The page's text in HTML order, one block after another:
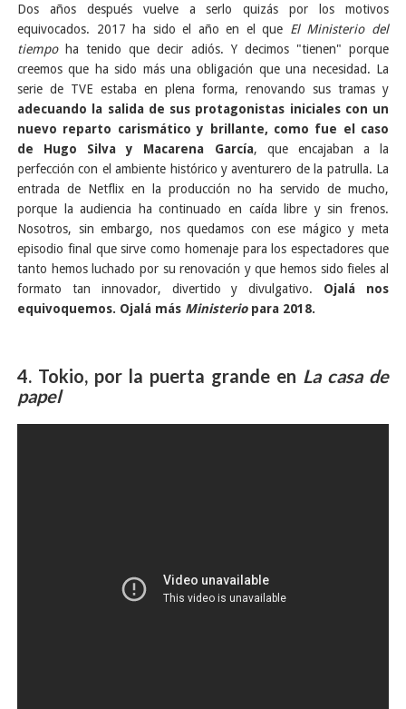
Dos años después vuelve a serlo quizás por los motivos
equivocados. 2017 ha sido el año en el que El Ministerio del
tiempoha tenido que decir adiós. Y decimos "tienen" porque
creemos que ha sido más una obligación que una necesidad. La
serie de TVE estaba en plena forma, renovando sus tramas y
adecuando la salida de sus protagonistas iniciales con un
nuevo reparto carismático y brillante, como fue el caso
de Hugo Silva y Macarena García, que encajaban a la
perfección con el ambiente histórico y aventurero de la patrulla. La
entrada de Netflix en la producción no ha servido de mucho,
porque la audiencia ha continuado en caída libre y sin frenos.
Nosotros, sin embargo, nos quedamos con ese mágico y meta
episodio final que sirve como homenaje para los espectadores que
tanto hemos luchado por su renovación y que hemos sido fieles al
formato tan innovador, divertido y divulgativo. Ojalá nos
equivoquemos. Ojalá más Ministeriopara 2018.
4. Tokio, por la puerta grande en La casa de
papel